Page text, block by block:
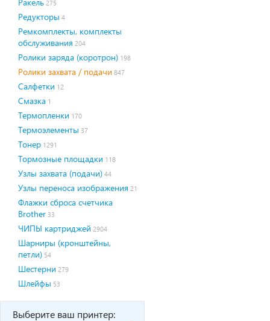
275
Редукторы 4
Ремкомплекты, комплекты
обслуживания 204
Ролики заряда (коротрон) 198
Ролики захвата / подачи 847
Салфетки 12
Смазка 1
Термопленки 170
Термоэлементы 37
Тонер 1291
Тормозные площадки 118
Узлы захвата (подачи) 44
Узлы переноса изображения 21
Флажки сброса счетчика
Brother 33
ЧИПЫ картриджей 2904
Шарниры (кронштейны,
петли) 54
Шестерни 279
Шлейфы 53
Выберите ваш принтер: